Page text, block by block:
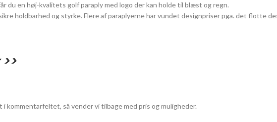
du en høj-kvalitets golf paraply med logo der kan holde til blæst og regn.
holdbarhed og styrke. Flere af paraplyerne har vundet designpriser pga. det flotte
så vender vi tilbage med pris og muligheder.